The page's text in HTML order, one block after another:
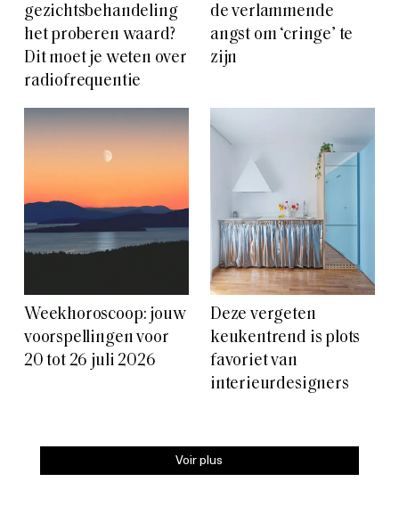
gezichtsbehandeling
het proberen waard?
Dit moet je weten over
radiofrequentie
de verlammende
angst om ‘cringe’ te
zijn
Weekhoroscoop: jouw
voorspellingen voor
20 tot 26 juli 2026
Deze vergeten
keukentrend is plots
favoriet van
interieurdesigners
Voir plus